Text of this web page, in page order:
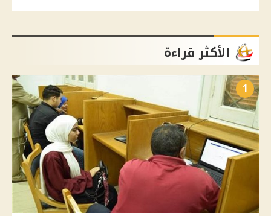
الأكثر قراءة
1